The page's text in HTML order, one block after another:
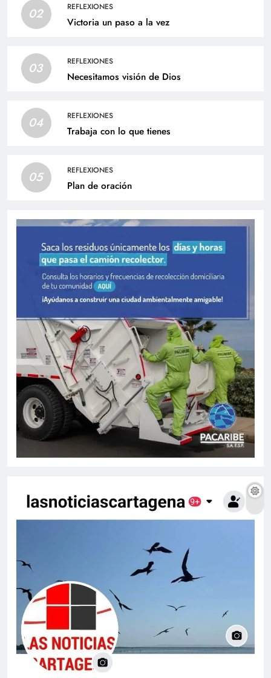
02 REFLEXIONES
Victoria un paso a la vez
03 REFLEXIONES
Necesitamos visión de Dios
04 REFLEXIONES
Trabaja con lo que tienes
05 REFLEXIONES
Plan de oración